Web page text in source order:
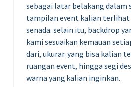
sebagai latar belakang dalam
tampilan event kalian terlihat
senada. selain itu, backdrop
kami sesuaikan kemauan
dari, ukuran yang bisa kalian
ruangan event, hingga segi
warna yang kalian inginkan.